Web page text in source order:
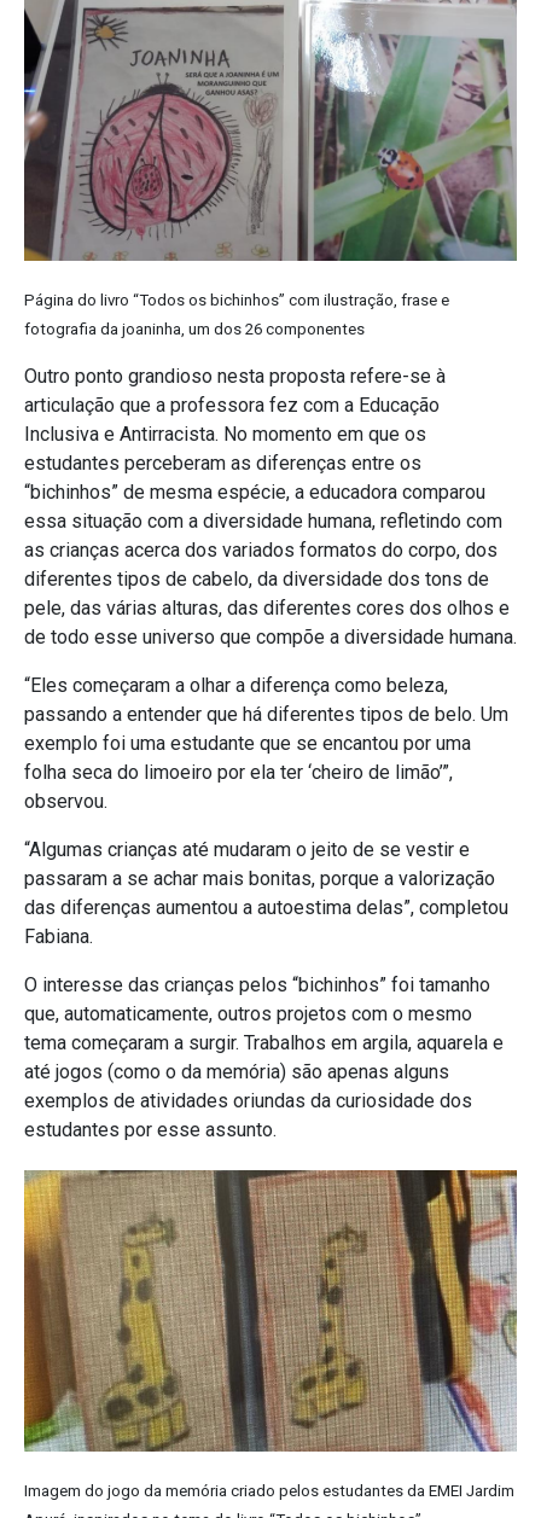
Página do livro “Todos os bichinhos” com ilustração, frase e
fotografia da joaninha, um dos 26 componentes
Outro ponto grandioso nesta proposta refere-se à
articulação que a professora fez com a Educação
Inclusiva e Antirracista. No momento em que os
estudantes perceberam as diferenças entre os
“bichinhos” de mesma espécie, a educadora comparou
essa situação com a diversidade humana, refletindo com
as crianças acerca dos variados formatos do corpo, dos
diferentes tipos de cabelo, da diversidade dos tons de
pele, das várias alturas, das diferentes cores dos olhos e
de todo esse universo que compõe a diversidade humana.
“Eles começaram a olhar a diferença como beleza,
passando a entender que há diferentes tipos de belo. Um
exemplo foi uma estudante que se encantou por uma
folha seca do limoeiro por ela ter ‘cheiro de limão’”,
observou.
“Algumas crianças até mudaram o jeito de se vestir e
passaram a se achar mais bonitas, porque a valorização
das diferenças aumentou a autoestima delas”, completou
Fabiana.
O interesse das crianças pelos “bichinhos” foi tamanho
que, automaticamente, outros projetos com o mesmo
tema começaram a surgir. Trabalhos em argila, aquarela e
até jogos (como o da memória) são apenas alguns
exemplos de atividades oriundas da curiosidade dos
estudantes por esse assunto.
Imagem do jogo da memória criado pelos estudantes da EMEI Jardim